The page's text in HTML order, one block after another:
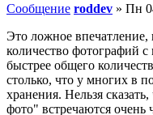
Сообщение roddev » Пн
Это ложное впечатление,
количество фотографий
быстрее общего
столько, что у многих в
хранения. Нельзя
фото" встречаются очень